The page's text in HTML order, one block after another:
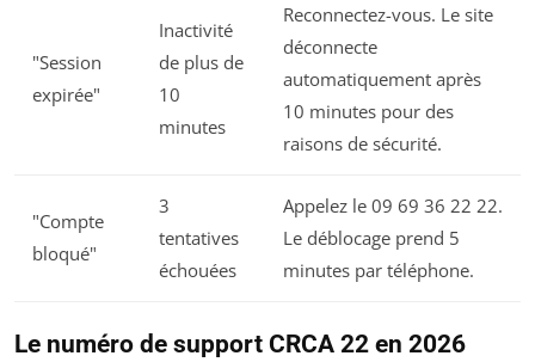
"Session
expirée"
Inactivité
de plus de
10
minutes
Reconnectez-vous. Le site
déconnecte
automatiquement après
10 minutes pour des
raisons de sécurité.
"Compte
bloqué"
3
tentatives
échouées
Appelez le 09 69 36 22 22.
Le déblocage prend 5
minutes par téléphone.
Le numéro de support CRCA 22 en 2026